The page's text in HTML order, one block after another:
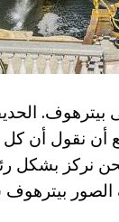
أن نقول أن
نركز بشكل
الصور